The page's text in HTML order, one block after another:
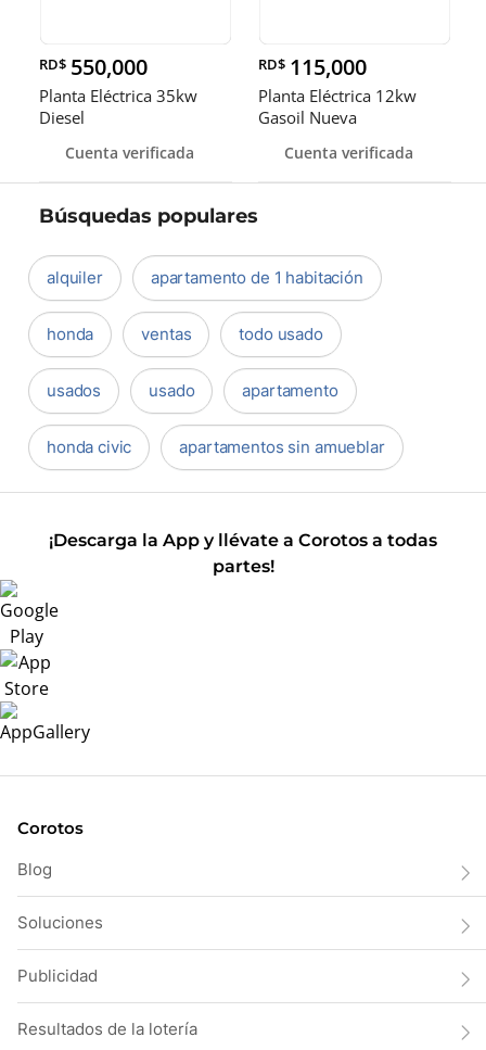
RD$ 550,000
Planta Eléctrica 35kw
Diesel
Cuenta verificada
RD$ 115,000
Planta Eléctrica 12kw
Gasoil Nueva
Cuenta verificada
Búsquedas populares
alquiler apartamento de 1 habitación
honda ventas todo usado
usados usado apartamento
honda civic apartamentos sin amueblar
¡Descarga la App y llévate a Corotos a todas
partes!
Corotos
Blog
Soluciones
Publicidad
Resultados de la lotería